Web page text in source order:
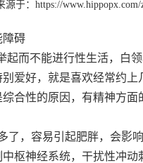
源于： https://www.hippopx.com/
障碍
而不能进行性生活，白
爱好，就是喜欢经常约
合性的原因，有精神方
，容易引起肥胖，会影
枢神经系统，干扰性冲